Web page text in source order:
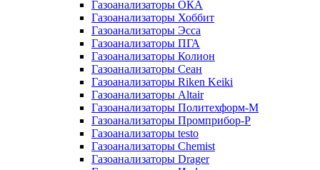
Газоанализаторы ОКА
Газоанализаторы Хоббит
Газоанализаторы Эсса
Газоанализаторы ПГА
Газоанализаторы Колион
Газоанализаторы Сеан
Газоанализаторы Riken Keiki
Газоанализаторы Altair
Газоанализаторы Политехформ-М
Газоанализаторы Промприбор-Р
Газоанализаторы testo
Газоанализаторы Chemist
Газоанализаторы Drager